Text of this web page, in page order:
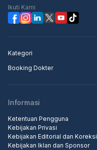
Ikuti Kami
Kategori
Booking Dokter
Informasi
Ketentuan Pengguna
Kebijakan Privasi
Kebijakan Editorial dan Koreksi
Kebijakan Iklan dan Sponsor